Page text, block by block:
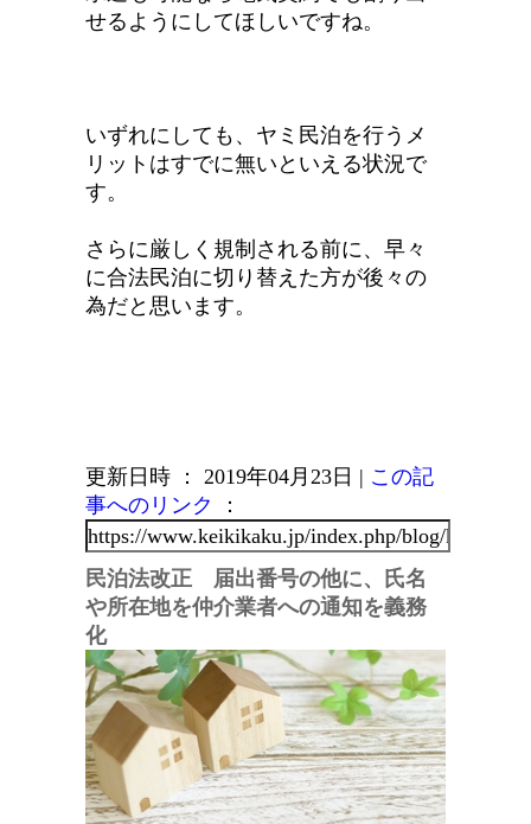
せるようにしてほしいですね。
いずれにしても、ヤミ民泊を行うメ
リットはすでに無いといえる状況で
す。
さらに厳しく規制される前に、早々
に合法民泊に切り替えた方が後々の
為だと思います。
更新日時 ： 2019年04月23日 | この記
事へのリンク
：
民泊法改正 届出番号の他に、氏名
や所在地を仲介業者への通知を義務
化